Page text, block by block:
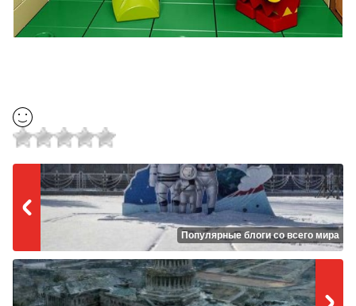
Популярные блоги со всего мира